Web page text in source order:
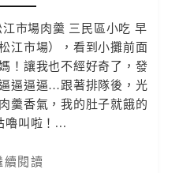
市場肉羹 三民區小吃 早
江市場），看到小攤前面
！讓我也不經好奇了，發
逼逼逼…跟著排隊後，光
羹香氣，我的肚子就餓的
嚕叫啦！...
續閱讀